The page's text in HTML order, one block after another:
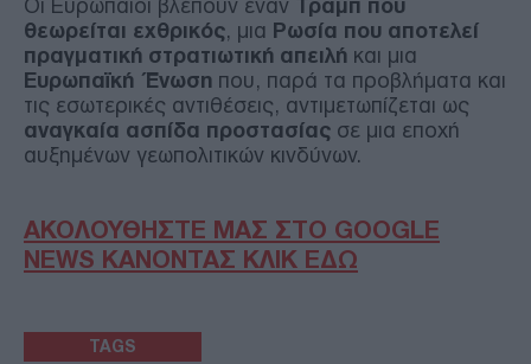
Οι Ευρωπαίοι βλέπουν έναν Τραμπ που
θεωρείται εχθρικός, μια Ρωσία που αποτελεί
πραγματική στρατιωτική απειλή και μια
Ευρωπαϊκή Ένωση που, παρά τα προβλήματα και
τις εσωτερικές αντιθέσεις, αντιμετωπίζεται ως
αναγκαία ασπίδα προστασίας σε μια εποχή
αυξημένων γεωπολιτικών κινδύνων.
ΑΚΟΛΟΥΘΗΣΤΕ ΜΑΣ ΣΤΟ GOOGLE
NEWS ΚΑΝΟΝΤΑΣ ΚΛΙΚ ΕΔΩ
TAGS